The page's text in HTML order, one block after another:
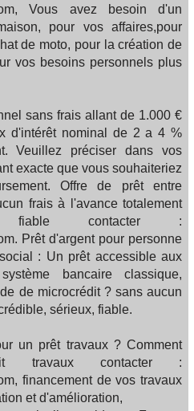
Vous avez besoin d'un
pour vos affaires,pour
de moto, pour la création de
vos besoins personnels plus
sans frais allant de 1.000 €
d'intérêt nominal de 2 a 4 %
Veuillez préciser dans vos
exacte que vous souhaiteriez
Offre de prêt entre
frais à l'avance totalement
fiable contacter :
Prêt d'argent pour personne
: Un prêt accessible aux
bancaire classique,
de microcrédit ? sans aucun
sérieux, fiable.
un prêt travaux ? Comment
travaux contacter :
financement de vos travaux
et d'amélioration,